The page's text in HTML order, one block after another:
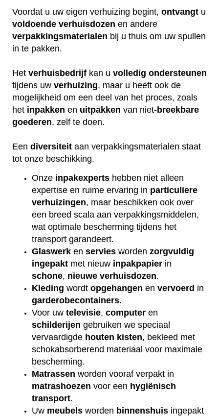
Voordat u uw eigen verhuizing begint, ontvangt u
voldoende verhuisdozen en andere
verpakkingsmaterialen bij u thuis om uw spullen
in te pakken.
Het verhuisbedrijf kan u volledig ondersteunen
tijdens uw verhuizing, maar u heeft ook de
mogelijkheid om een deel van het proces, zoals
het inpakken en uitpakken van niet-breekbare
goederen, zelf te doen.
Een diversiteit aan verpakkingsmaterialen staat
tot onze beschikking.
Onze inpakexperts hebben niet alleen
expertise en ruime ervaring in particuliere
verhuizingen, maar beschikken ook over
een breed scala aan verpakkingsmiddelen,
wat optimale bescherming tijdens het
transport garandeert.
Glaswerk en servies worden zorgvuldig
ingepakt met nieuw inpakpapier in
schone, nieuwe verhuisdozen.
Kleding wordt opgehangen en vervoerd in
garderobecontainers.
Voor uw televisie, computer en
schilderijen gebruiken we speciaal
vervaardigde houten kisten, bekleed met
schokabsorberend materiaal voor maximale
bescherming.
Matrassen worden vooraf verpakt in
matrashoezen voor een hygiënisch
transport.
Uw meubels worden binnenshuis ingepakt